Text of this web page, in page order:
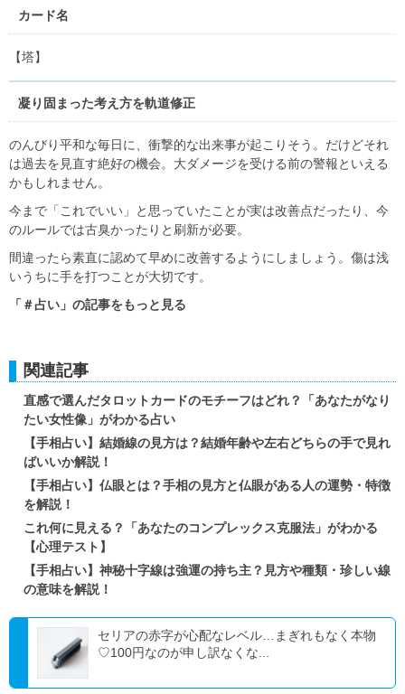
カード名
【塔】
凝り固まった考え方を軌道修正
のんびり平和な毎日に、衝撃的な出来事が起こりそう。だけどそれ
は過去を見直す絶好の機会。大ダメージを受ける前の警報といえる
かもしれません。
今まで「これでいい」と思っていたことが実は改善点だったり、今
のルールでは古臭かったりと刷新が必要。
間違ったら素直に認めて早めに改善するようにしましょう。傷は浅
いうちに手を打つことが大切です。
「＃占い」の記事をもっと見る
関連記事
直感で選んだタロットカードのモチーフはどれ？「あなたがなり
たい女性像」がわかる占い
【手相占い】結婚線の見方は？結婚年齢や左右どちらの手で見れ
ばいいか解説！
【手相占い】仏眼とは？手相の見方と仏眼がある人の運勢・特徴
を解説！
これ何に見える？「あなたのコンプレックス克服法」がわかる
【心理テスト】
【手相占い】神秘十字線は強運の持ち主？見方や種類・珍しい線
の意味を解説！
セリアの赤字が心配なレベル…まぎれもなく本物
♡100円なのが申し訳なくな...